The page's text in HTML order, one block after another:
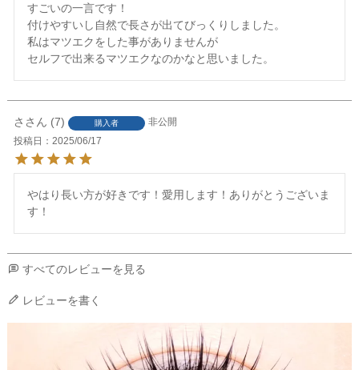
すごいの一言です！
付けやすいし自然で長さが出てびっくりしました。
私はマツエクをした事がありませんが
セルフで出来るマツエクなのかなと思いました。
さ 7 購入者
非公開
投稿日
2025/06/17
やはり長い方が好きです！愛用します！ありがとうございま
す！
すべてのレビューを見る
レビューを書く